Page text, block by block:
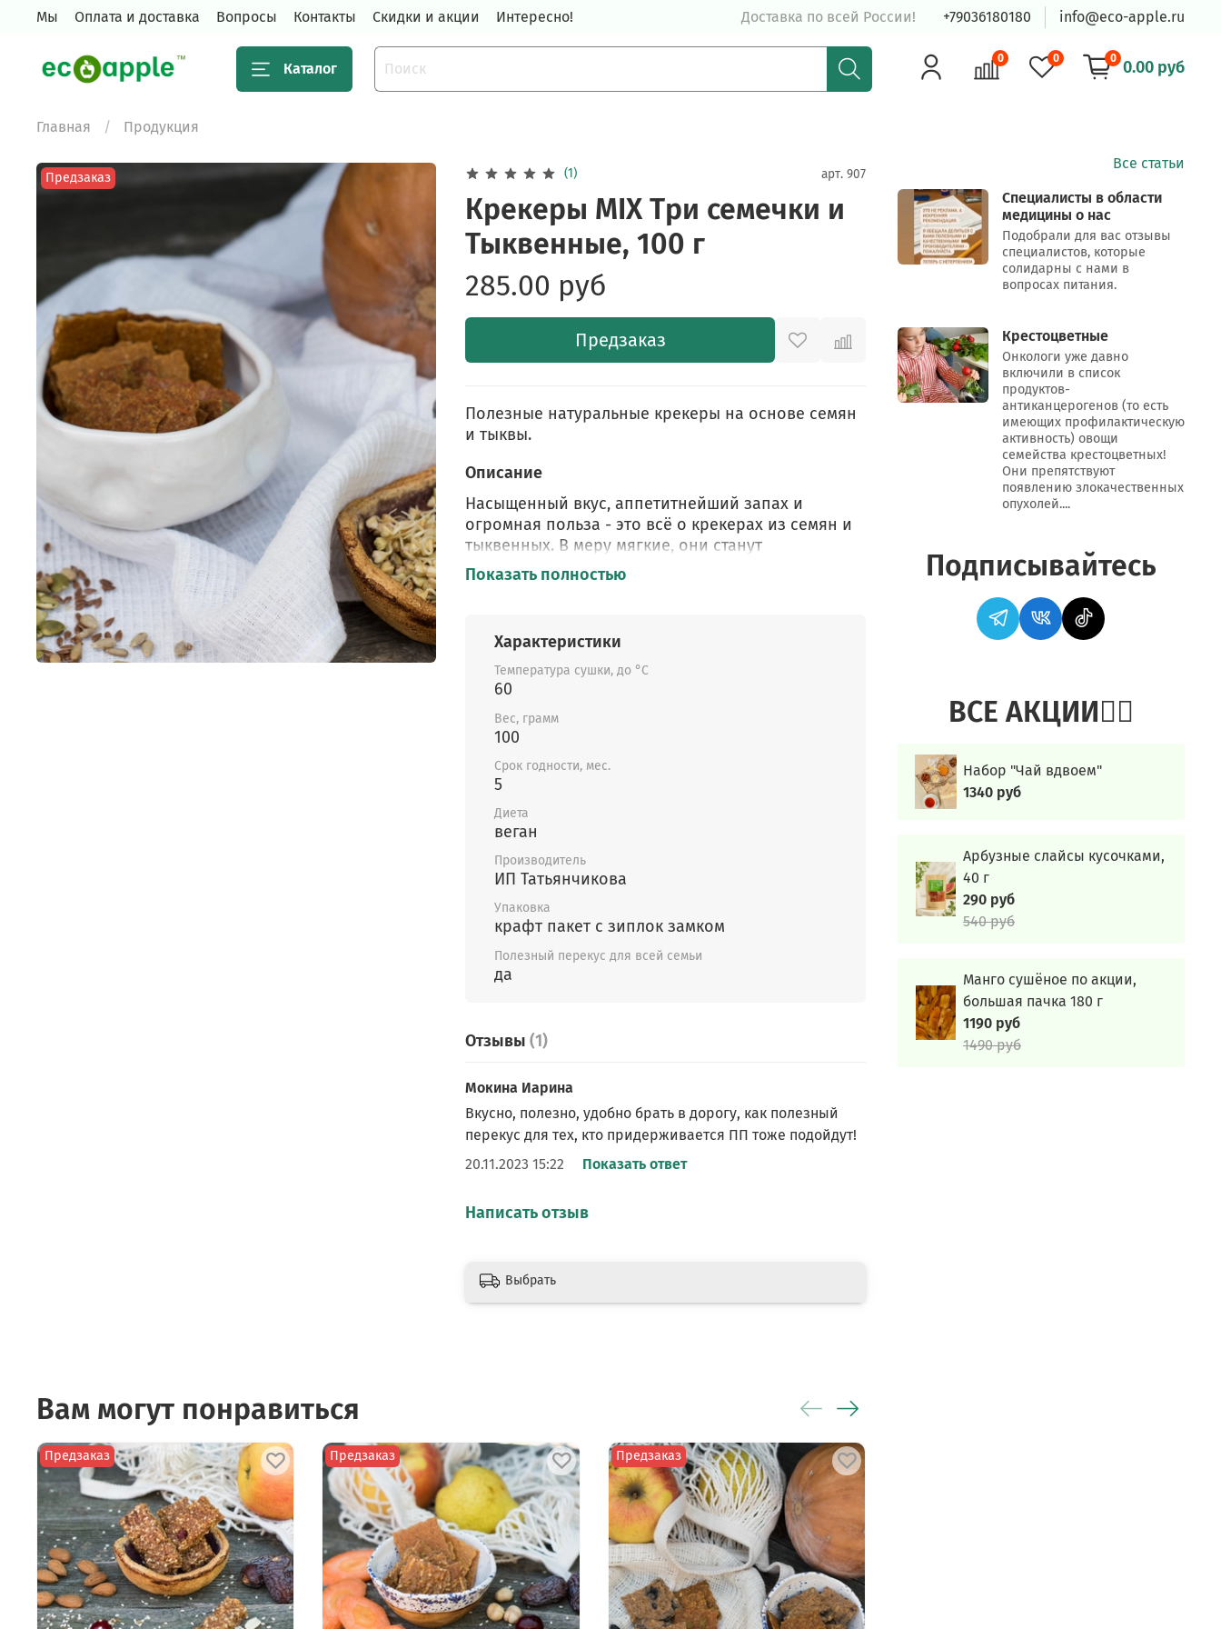
Мы Оплата и доставка Вопросы Контакты Скидки и акции Интересно! Доставка по всей России! +79036180180 info@eco-apple.ru
Каталог
0 0 0 0.00 руб
Главная Продукция
Предзаказ (1) арт. 907
Крекеры MIX Три семечки и
Тыквенные, 100 г
285.00 руб
Предзаказ
Полезные натуральные крекеры на основе семян
и тыквы.
Описание
Насыщенный вкус, аппетитнейший запах и
огромная польза - это всё о крекерах из семян и
тыквенных. В меру мягкие, они станут
замечательным перекусом не навредив вашей
В этом миксе представлены крекеры двух вкусов:
три семечки и сладкая тыква.
Крекеры три семечки
гречка зелёная, семена подсолнечника, курага,
Пищевая ценность в 100г продукта: белки – 11,0г,
жиры – 15,4г, углеводы –66,9г
Энергетическая ценность в 100г продукта:
436Ккал/1825кДж
Крекеры тыквенные - состав
семена льна, семена тыквы.
459Ккал/1922кДж
или как полезная сладость к чаю или кофе.
В нашем ассортименте также есть целая линейка
батончики
Показать полностью
Характеристики
Температура сушки, до °C
60
Вес, грамм
100
Срок годности, мес.
5
Диета
веган
Производитель
ИП Татьянчикова
Упаковка
крафт пакет с зиплок замком
Полезный перекус для всей семьи
да
Отзывы(1)
Мокина Иарина
Вкусно, полезно, удобно брать в дорогу, как полезный
перекус для тех, кто придерживается ПП тоже подойдут!
20.11.2023 15:22
Показать ответ
Написать отзыв
Выбрать
Вам могут понравиться
Предзаказ Предзаказ Предзаказ
Все статьи
Специалисты в области
медицины о нас
Подобрали для вас отзывы
специалистов, которые
солидарны с нами в
вопросах питания.
Крестоцветные
Онкологи уже давно
включили в список
продуктов-
антиканцерогенов (то есть
имеющих профилактическую
активность) овощи
семейства крестоцветных!
Они препятствуют
появлению злокачественных
опухолей....
Подписывайтесь
ВСЕ АКЦИИ👍🏻
Набор "Чай вдвоем"
1340 руб
Арбузные слайсы кусочками,
40 г
290 руб
540 руб
Манго сушёное по акции,
большая пачка 180 г
1190 руб
1490 руб